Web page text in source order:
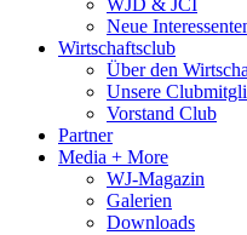
WJD & JCI
Neue
Wirtschaftsclub
Über den
Unsere
Vorstand Club
Partner
Media + More
WJ-Magazin
Galerien
Downloads